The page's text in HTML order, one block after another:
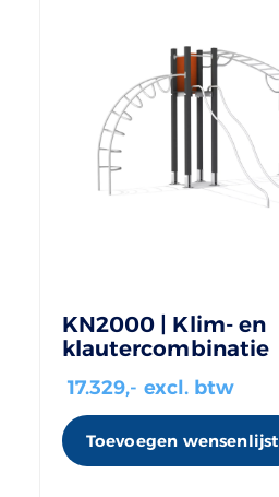
KN2000 | Klim- en
klautercombinatie
17.329,- excl. btw
Toevoegen wensenlijst